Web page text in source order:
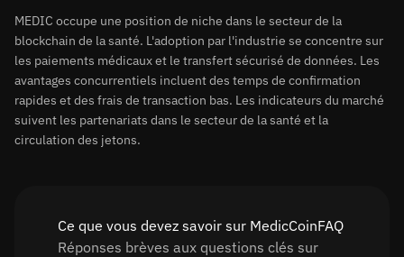
MEDIC occupe une position de niche dans le secteur de la
blockchain de la santé. L'adoption par l'industrie se concentre sur
les paiements médicaux et le transfert sécurisé de données. Les
avantages concurrentiels incluent des temps de confirmation
rapides et des frais de transaction bas. Les indicateurs du marché
suivent les partenariats dans le secteur de la santé et la
circulation des jetons.
Ce que vous devez savoir sur MedicCoinFAQ
Réponses brèves aux questions clés sur